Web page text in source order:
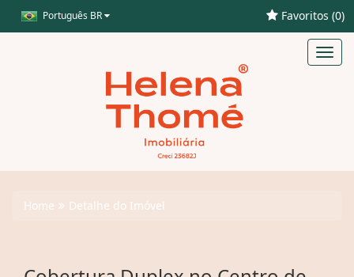
Português BR Favoritos (0)
Home Detalhe do Imóvel